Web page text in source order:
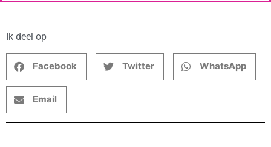
Ik deel op
Facebook Twitter WhatsApp
Email